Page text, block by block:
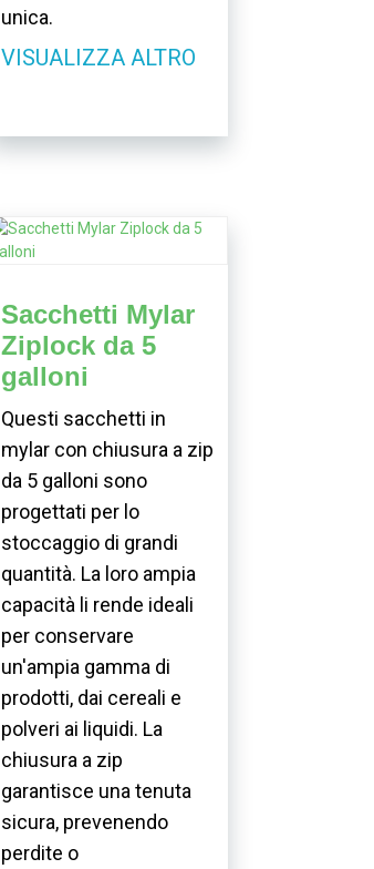
unica.
VISUALIZZA ALTRO
Sacchetti Mylar
Ziplock da 5
galloni
Questi sacchetti in
mylar con chiusura a zip
da 5 galloni sono
progettati per lo
stoccaggio di grandi
quantità. La loro ampia
capacità li rende ideali
per conservare
un'ampia gamma di
prodotti, dai cereali e
polveri ai liquidi. La
chiusura a zip
garantisce una tenuta
sicura, prevenendo
perdite o